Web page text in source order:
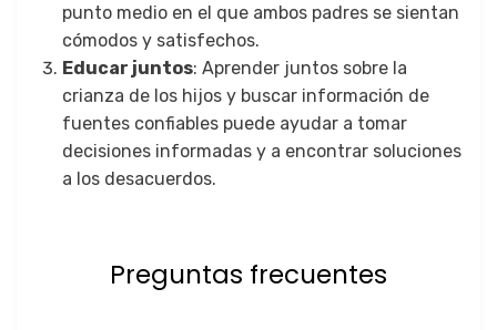
punto medio en el que ambos padres se sientan
cómodos y satisfechos.
Educar juntos: Aprender juntos sobre la
crianza de los hijos y buscar información de
fuentes confiables puede ayudar a tomar
decisiones informadas y a encontrar soluciones
a los desacuerdos.
Preguntas frecuentes